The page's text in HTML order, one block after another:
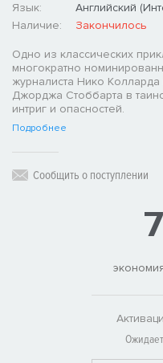
Язык:
Английский
Наличие:
Закончилось
Одно из классических
многократно
журналиста Нико
Джорджа Стоббарта в
интриг и опасностей.
Подробнее
Сообщить о поступлении